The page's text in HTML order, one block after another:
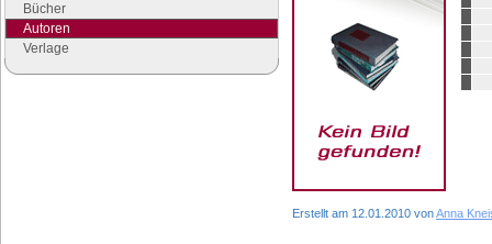
Bücher
Autoren
Verlage
Erstellt am 12.01.2010 vonAnna